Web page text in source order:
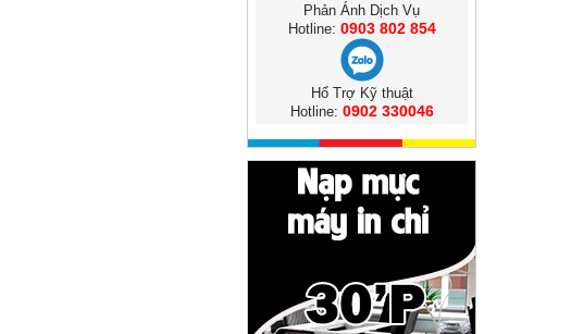
Phản Ánh Dịch Vụ
Hotline: 0903 802 854
Hổ Trợ Kỹ thuật
Hotline: 0902 330046